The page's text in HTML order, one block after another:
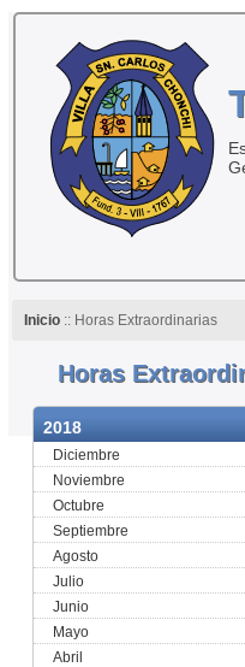
Inicio :: Horas Extraordinarias
Horas
2018
Diciembre
Noviembre
Octubre
Septiembre
Agosto
Julio
Junio
Mayo
Abril